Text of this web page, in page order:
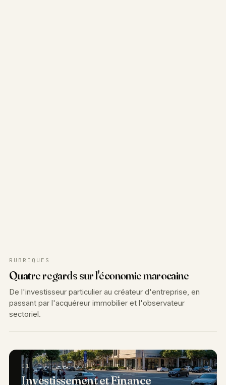
RUBRIQUES
Quatre regards sur l'économie marocaine
De l'investisseur particulier au créateur d'entreprise, en
passant par l'acquéreur immobilier et l'observateur
sectoriel.
01
Investissement et Finance